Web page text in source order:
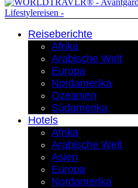
Reiseberichte
Afrika
Arabische Welt
Europa
Nordamerika
Ozeanien
Südamerika
Hotels
Afrika
Arabische Welt
Asien
Europa
Nordamerika